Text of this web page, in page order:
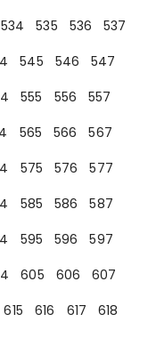
534 535 536
537
545 546
547
555 556
557
565 566
567
575 576
577
585 586
587
595 596
597
605 606
607
615 616 617
618